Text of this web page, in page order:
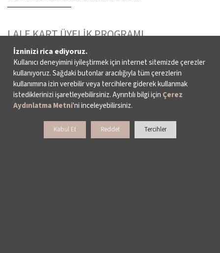
LALE KART ÜYELİK PROGRAMI
SPONSORLUK PROGRAMI
BAĞIŞ OLANAKLARI
KURUMSAL SATIŞ
BİENALE KİŞİSEL DESTEK
İzninizi rica ediyoruz.
Kullanıcı deneyimini iyileştirmek için internet sitemizde çerezler
kullanıyoruz. Sağdaki butonlar aracılığıyla tüm çerezlerin
kullanımına izin verebilir veya tercihlere giderek kullanmak
istediklerinizi işaretleyebilirsiniz. Ayrıntılı bilgi için Çerez
Aydınlatma Metni'ni inceleyebilirsiniz.
Kabul Et Reddet Tercihler